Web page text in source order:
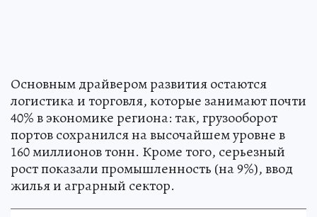
Основным драйвером развития остаются
логистика и торговля, которые занимают почти
40% в экономике региона: так, грузооборот
портов сохранился на высочайшем уровне в
160 миллионов тонн. Кроме того, серьезный
рост показали промышленность (на 9%), ввод
жилья и аграрный сектор.